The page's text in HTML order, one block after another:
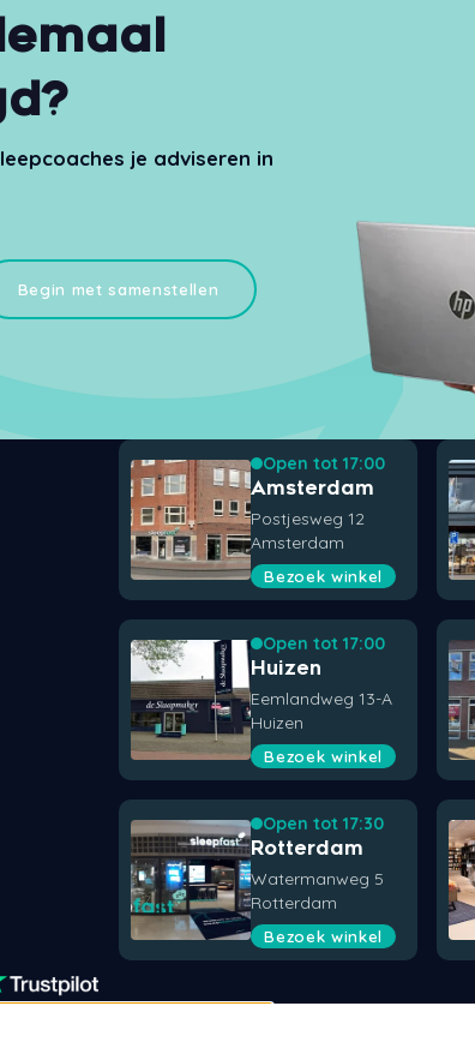
je adviseren in
Begin met samenstellen
Open tot 17:00
Amsterdam
Postjesweg 12
Amsterdam
Bezoek winkel
Open tot 17:00
Huizen
Eemlandweg 13-A
Huizen
Bezoek winkel
Open tot 17:30
Rotterdam
Watermanweg 5
Rotterdam
Bezoek winkel